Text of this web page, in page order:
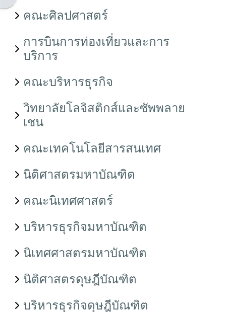
คณะศิลปศาสตร์
การบินการท่องเที่ยวและการ
บริการ
คณะบริหารธุรกิจ
วิทยาลัยโลจิสติกส์และซัพพลาย
เชน
คณะเทคโนโลยีสารสนเทศ
นิติศาสตรมหาบัณฑิต
คณะนิเทศศาสตร์
บริหารธุรกิจมหาบัณฑิต
นิเทศศาสตรมหาบัณฑิต
นิติศาสตรดุษฎีบัณฑิต
บริหารธุรกิจดุษฎีบัณฑิต